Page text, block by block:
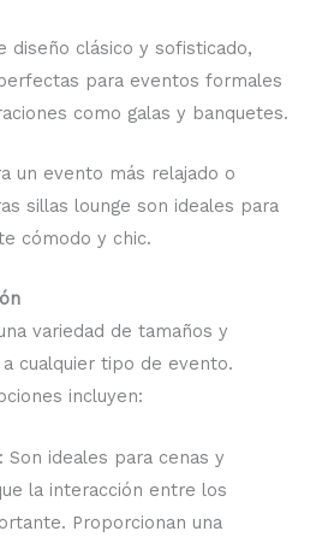
diseño clásico y sofisticado,
para eventos formales
como galas y banquetes.
un evento más relajado o
sillas lounge son ideales para
cómodo y chic.
variedad de tamaños y
cualquier tipo de evento.
incluyen:
: Son ideales para cenas y
la interacción entre los
Proporcionan una